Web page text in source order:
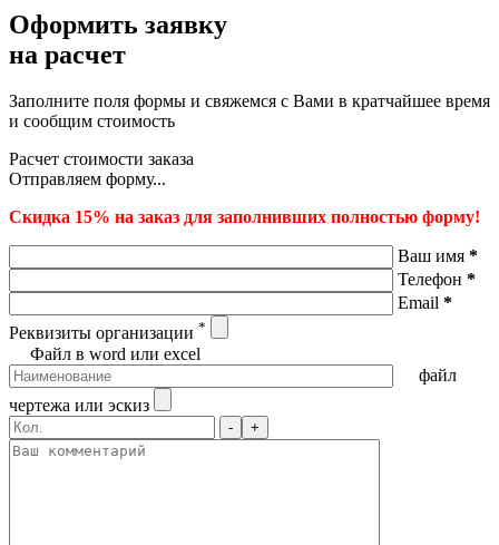
Оформить заявку
на расчет
Заполните поля формы и свяжемся с Вами в кратчайшее время
и сообщим стоимость
Расчет стоимости заказа
Отправляем форму...
Скидка 15% на заказ для заполнивших полностью форму!
Ваш имя *
Телефон *
Email *
Реквизиты организации *
Файл в word или excel
файл
чертежа или эскиз
- +